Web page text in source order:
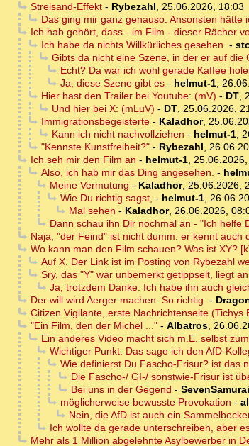
Streisand-Effekt- Rybezahl, 25.06.2026, 18:03
Das ging mir ganz genauso. Ansonsten hätte
Ich hab gehört, dass - im Film - dieser Rächer
Ich habe da nichts Willkürliches gesehen. -
Gibts da nicht eine Szene, in der er auf
Echt? Da war ich wohl gerade Kaffee
Ja, diese Szene gibt es- helmut-1,
Hier hast den Trailer bei Youtube: (mV) - DT,
Und hier bei X: (mLuV) - DT, 25.06.2026,
Immigrationsbegeisterte- Kaladhor,
Kann ich nicht nachvollziehen - helmut-1,
"Kennste Kunstfreiheit?"- Rybezahl,
Ich seh mir den Film an - helmut-1,
Also, ich hab mir das Ding angesehen. -
Meine Vermutung - Kaladhor, 25.06.2026,
Wie Du richtig sagst, - helmut-1,
Mal sehen - Kaladhor, 26.06.2026,
Dann schau ihn Dir nochmal an - "Ich helfe
Naja, "der Feind" ist nicht dumm: er kennt
Wo kann man den Film schauen? Was ist XY?
Auf X. Der Link ist im Posting von Rybezahl
Sry, das "Y" war unbemerkt getippselt, liegt
Ja, trotzdem Danke. Ich habe ihn auch
Der will wird Aerger machen. So richtig. -
Citizen Vigilante, erste Nachrichtenseite (Tichys
"Ein Film, den der Michel ..."- Albatros,
Ein anderes Video macht sich m.E. selbst
Wichtiger Punkt. Das sage ich den AfD-
Wie definierst Du Fascho-Frisur? ist das
Die Fascho-/ GI-/ sonstwie-Frisur ist
Bei uns in der Gegend - SevenSamurai
möglicherweise bewusste Provokation -
Nein, die AfD ist auch ein
Ich wollte da gerade unterschreiben, aber
Mehr als 1 Million abgelehnte Asylbewerber in